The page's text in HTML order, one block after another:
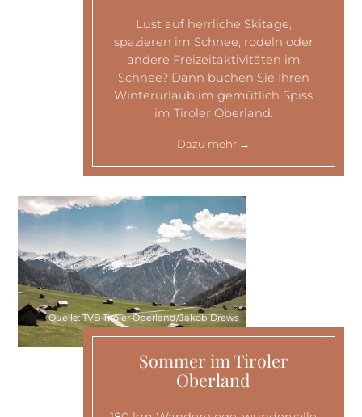
Lust auf herrliche Skitage,
spazieren im Schnee, rodeln oder
andere Freizeitaktivitäten im
Schnee? Dann buchen Sie Ihren
Winterurlaub im gemütlich Spiss
im Tiroler Oberland.
Dazu mehr
Quelle: TVB Tiroler Oberland/Jakob Drews
Sommer im Tiroler
Oberland